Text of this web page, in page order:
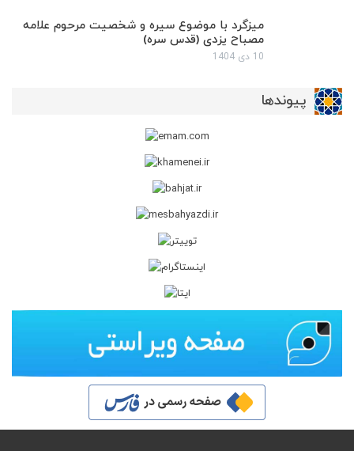
میزگرد با موضوع سیره و شخصیت مرحوم علامه
مصباح یزدی (قدس سره)
10 دی 1404
پیوندها